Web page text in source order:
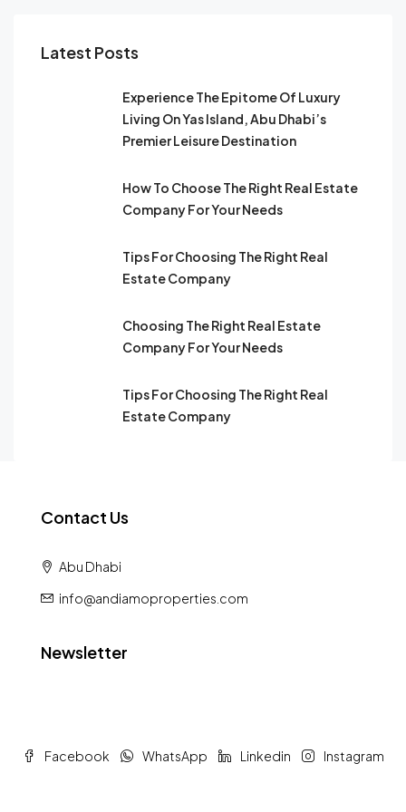
Latest Posts
Experience The Epitome Of Luxury
Living On Yas Island, Abu Dhabi’s
Premier Leisure Destination
How To Choose The Right Real Estate
Company For Your Needs
Tips For Choosing The Right Real
Estate Company
Choosing The Right Real Estate
Company For Your Needs
Tips For Choosing The Right Real
Estate Company
Contact Us
Abu Dhabi
info@andiamoproperties.com
Newsletter
Facebook WhatsApp Linkedin Instagram